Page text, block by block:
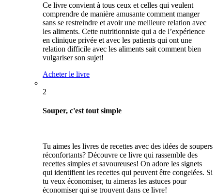
Ce livre convient à tous ceux et celles qui veulent
comprendre de manière amusante comment manger
sans se restreindre et avoir une meilleure relation avec
les aliments. Cette nutritionniste qui a de l’expérience
en clinique privée et avec les patients qui ont une
relation difficile avec les aliments sait comment bien
vulgariser son sujet!
Acheter le livre
2
Souper, c'est tout simple
Tu aimes les livres de recettes avec des idées de soupers
réconfortants? Découvre ce livre qui rassemble des
recettes simples et savoureuses! On adore les signets
qui identifient les recettes qui peuvent être congelées. Si
tu veux économiser, tu aimeras les astuces pour
économiser qui se trouvent dans ce livre!